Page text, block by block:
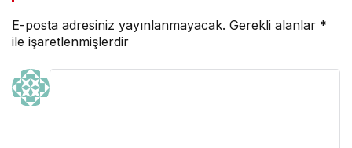
E-posta adresiniz yayınlanmayacak. Gerekli alanlar *
ile işaretlenmişlerdir